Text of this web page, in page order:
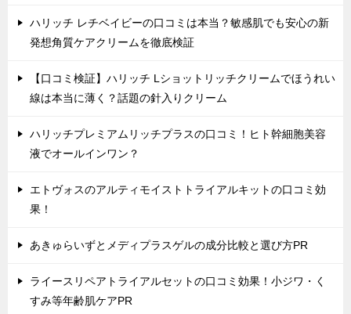
ハリッチ レチベイビーの口コミは本当？敏感肌でも安心の新
発想角質ケアクリームを徹底検証
【口コミ検証】ハリッチ Lショットリッチクリームでほうれい
線は本当に薄く？話題の針入りクリーム
ハリッチプレミアムリッチプラスの口コミ！ヒト幹細胞美容
液でオールインワン？
エトヴォスのアルティモイストトライアルキットの口コミ効
果！
あきゅらいずとメディプラスゲルの成分比較と選び方PR
ライースリペアトライアルセットの口コミ効果！小ジワ・く
すみ等年齢肌ケアPR